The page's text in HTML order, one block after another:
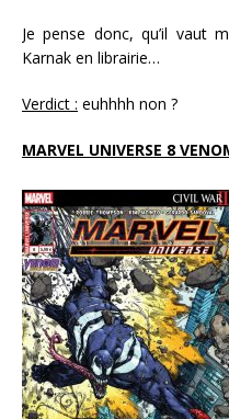
Je pense donc, qu’il vaut
Karnak en librairie…
Verdict : euhhhh non ?
MARVEL UNIVERSE 8